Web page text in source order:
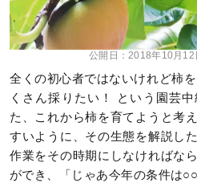
公開日：2018年10月12
全くの初心者ではないけれど柿
くさん採りたい！ という園芸
た、これから柿を育てようと考
すいように、その生態を解説し
作業をその時期にしなければな
ができ、「じゃあ今年の条件は